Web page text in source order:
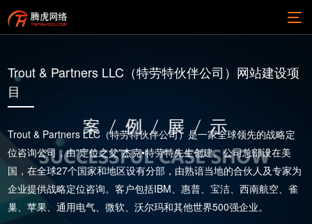
Trout & Partners LLC（特劳特伙伴公司）网站建设项
目
Trout & Partners LLC（特劳特伙伴公司）是一家全球领先的战略定
位咨询公司，由"定位之父"杰克•特劳特先生创建。公司总部设在美
国，在全球27个国家和地区设有分部，由熟谙当地的合伙人及专家为
企业提供战略定位咨询。客户包括IBM、惠普、宝洁、西南航空、雀
巢、苹果、通用电气、微软、沃尔玛和其他世界500强企业。